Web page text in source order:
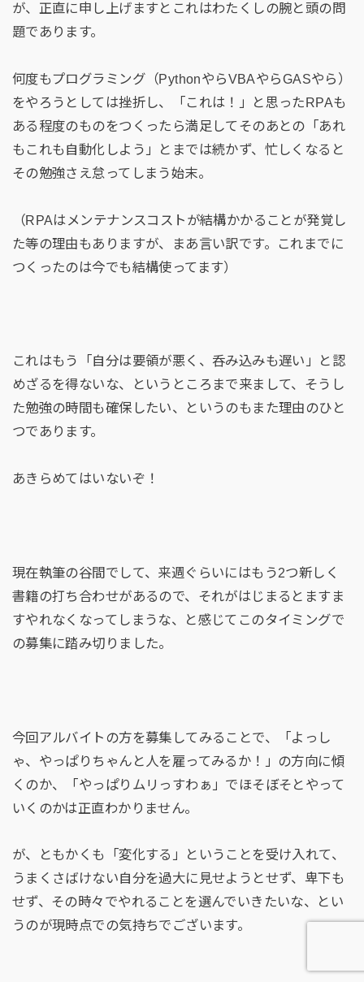
が、正直に申し上げますとこれはわたくしの腕と頭の問
題であります。
何度もプログラミング（PythonやらVBAやらGASやら）
をやろうとしては挫折し、「これは！」と思ったRPAも
ある程度のものをつくったら満足してそのあとの「あれ
もこれも自動化しよう」とまでは続かず、忙しくなると
その勉強さえ怠ってしまう始末。
（RPAはメンテナンスコストが結構かかることが発覚し
た等の理由もありますが、まあ言い訳です。これまでに
つくったのは今でも結構使ってます）
これはもう「自分は要領が悪く、呑み込みも遅い」と認
めざるを得ないな、というところまで来まして、そうし
た勉強の時間も確保したい、というのもまた理由のひと
つであります。
あきらめてはいないぞ！
現在執筆の谷間でして、来週ぐらいにはもう2つ新しく
書籍の打ち合わせがあるので、それがはじまるとますま
すやれなくなってしまうな、と感じてこのタイミングで
の募集に踏み切りました。
今回アルバイトの方を募集してみることで、「よっし
ゃ、やっぱりちゃんと人を雇ってみるか！」の方向に傾
くのか、「やっぱりムリっすわぁ」でほそぼそとやって
いくのかは正直わかりません。
が、ともかくも「変化する」ということを受け入れて、
うまくさばけない自分を過大に見せようとせず、卑下も
せず、その時々でやれることを選んでいきたいな、とい
うのが現時点での気持ちでございます。